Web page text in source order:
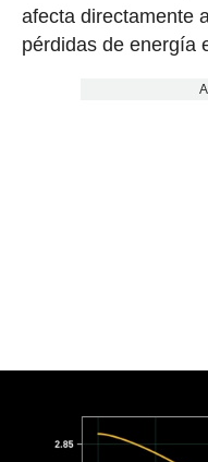
afecta directamente
pérdidas de energía